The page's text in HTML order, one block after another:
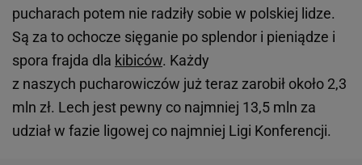
pucharach potem nie radziły sobie w polskiej lidze.
Są za to ochocze sięganie po splendor i pieniądze i
spora frajda dla kibiców. Każdy
z naszych pucharowiczów już teraz zarobił około 2,3
mln zł. Lech jest pewny co najmniej 13,5 mln za
udział w fazie ligowej co najmniej Ligi Konferencji.